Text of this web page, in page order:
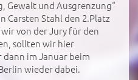
Gewalt und Ausgrenzung“
Stahl den 2.Platz
von der Jury für den
sollten wir hier
im Januar beim
wieder dabei.